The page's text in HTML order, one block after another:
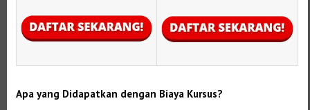
Apa yang Didapatkan dengan Biaya Kursus?